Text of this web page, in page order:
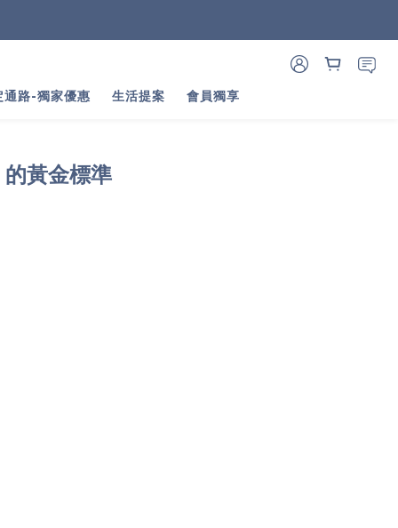
通路-獨家優惠 生活提案 會員獨享
黃金標準